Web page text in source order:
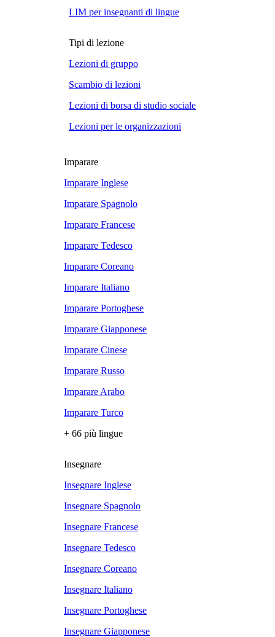
LIM per insegnanti di lingue
Tipi di lezione
Lezioni di gruppo
Scambio di lezioni
Lezioni di borsa di studio sociale
Lezioni per le organizzazioni
Imparare
Imparare Inglese
Imparare Spagnolo
Imparare Francese
Imparare Tedesco
Imparare Coreano
Imparare Italiano
Imparare Portoghese
Imparare Giapponese
Imparare Cinese
Imparare Russo
Imparare Arabo
Imparare Turco
+ 66 più lingue
Insegnare
Insegnare Inglese
Insegnare Spagnolo
Insegnare Francese
Insegnare Tedesco
Insegnare Coreano
Insegnare Italiano
Insegnare Portoghese
Insegnare Giapponese